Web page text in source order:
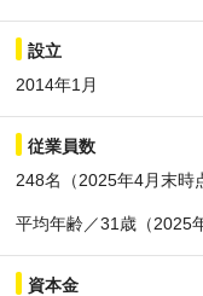
設立
2014年1月
従業員数
248名（2025年4月末時
平均年齢／31歳（2025
資本金